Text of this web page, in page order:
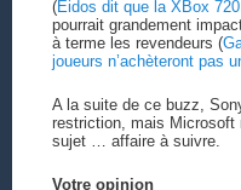
(Eidos dit que la XBox
pourrait grandement
à terme les revendeurs (
joueurs n’achèteront pas
A la suite de ce buzz,
restriction, mais Microsoft
sujet … affaire à suivre.
Votre opinion